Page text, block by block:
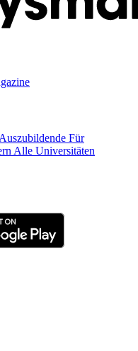
Für
Alle Universitäten